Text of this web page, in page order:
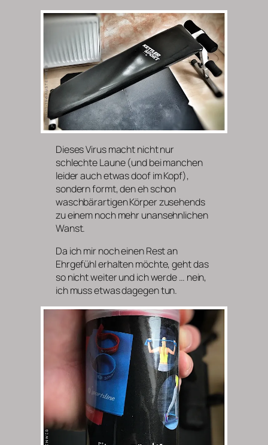
Dieses Virus macht nicht nur
schlechte Laune (und bei manchen
leider auch etwas doof im Kopf),
sondern formt, den eh schon
waschbärartigen Körper zusehends
zu einem noch mehr unansehnlichen
Wanst.
Da ich mir noch einen Rest an
Ehrgefühl erhalten möchte, geht das
so nicht weiter und ich werde … nein,
ich muss etwas dagegen tun.